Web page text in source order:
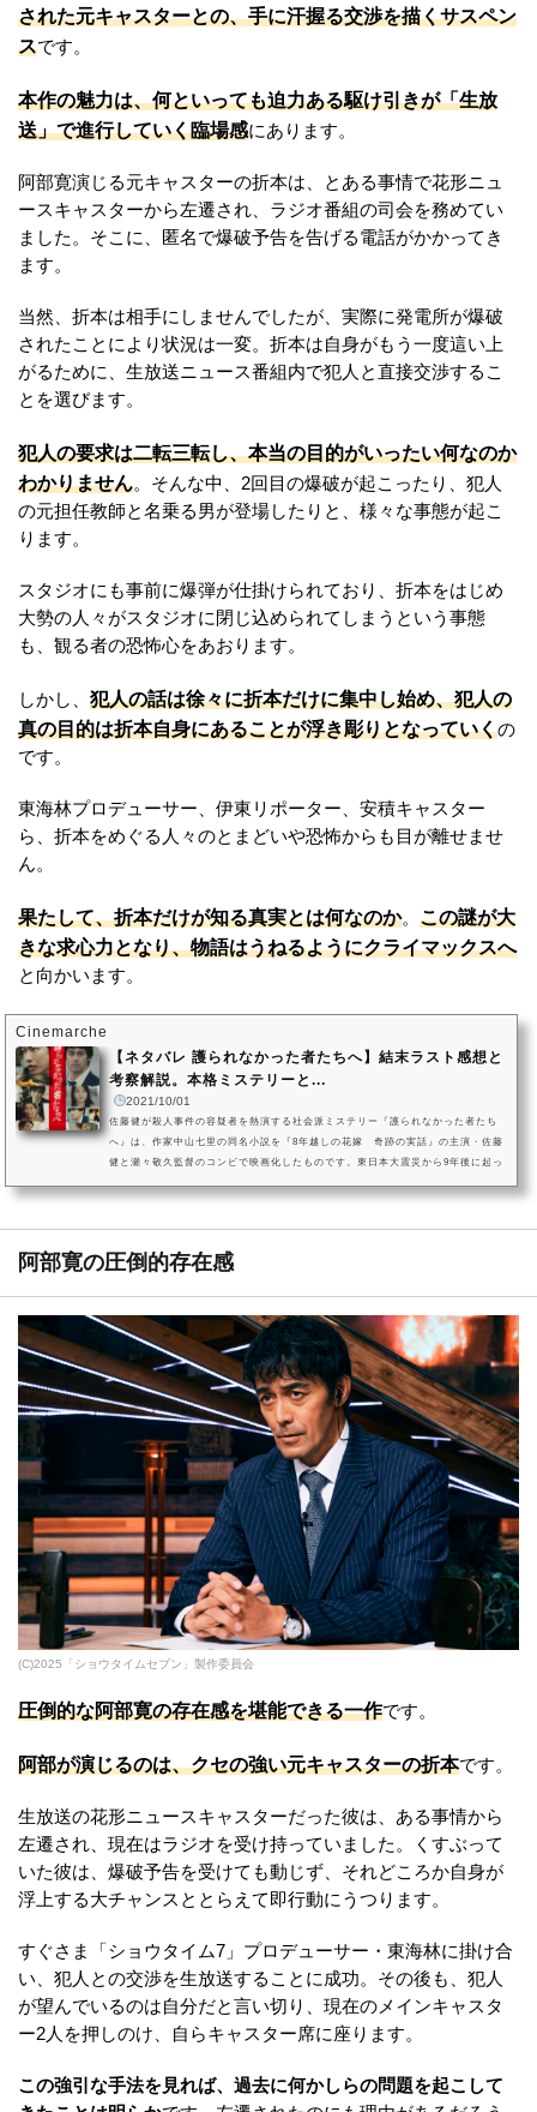
された元キャスターとの、手に汗握る交渉を描くサスペン
スです。
本作の魅力は、何といっても迫力ある駆け引きが「生放
送」で進行していく臨場感にあります。
阿部寛演じる元キャスターの折本は、とある事情で花形ニュ
ースキャスターから左遷され、ラジオ番組の司会を務めてい
ました。そこに、匿名で爆破予告を告げる電話がかかってき
ます。
当然、折本は相手にしませんでしたが、実際に発電所が爆破
されたことにより状況は一変。折本は自身がもう一度這い上
がるために、生放送ニュース番組内で犯人と直接交渉するこ
とを選びます。
犯人の要求は二転三転し、本当の目的がいったい何なのか
わかりません。そんな中、2回目の爆破が起こったり、犯人
の元担任教師と名乗る男が登場したりと、様々な事態が起こ
ります。
スタジオにも事前に爆弾が仕掛けられており、折本をはじめ
大勢の人々がスタジオに閉じ込められてしまうという事態
も、観る者の恐怖心をあおります。
しかし、 犯人の話は徐々に折本だけに集中し始め、犯人の
真の目的は折本自身にあることが浮き彫りとなっていくの
です。
東海林プロデューサー、伊東リポーター、安積キャスター
ら、折本をめぐる人々のとまどいや恐怖からも目が離せませ
ん。
果たして、折本だけが知る真実とは何なのか。 この謎が大
きな求心力となり、物語はうねるようにクライマックスへ
と向かいます。
Cinemarche
【ネタバレ 護られなかった者たちへ】結末ラスト感想と
考察解説。本格ミステリーと...
2021/10/01
佐藤健が殺人事件の容疑者を熱演する社会派ミステリー『護られなかった者たち
へ』は、作家中山七里の同名小説を『8年越しの花嫁 奇跡の実話』の主演・佐藤
健と瀬々敬久監督のコンビで映画化したものです。東日本大震災から9年後に起っ
阿部寛の圧倒的存在感
(C)2025「ショウタイムセブン」製作委員会
圧倒的な阿部寛の存在感を堪能できる一作です。
阿部が演じるのは、クセの強い元キャスターの折本です。
生放送の花形ニュースキャスターだった彼は、ある事情から
左遷され、現在はラジオを受け持っていました。くすぶって
いた彼は、爆破予告を受けても動じず、それどころか自身が
浮上する大チャンスととらえて即行動にうつります。
すぐさま「ショウタイム7」プロデューサー・東海林に掛け合
い、犯人との交渉を生放送することに成功。その後も、犯人
が望んでいるのは自分だと言い切り、現在のメインキャスタ
ー2人を押しのけ、自らキャスター席に座ります。
この強引な手法を見れば、過去に何かしらの問題を起こして